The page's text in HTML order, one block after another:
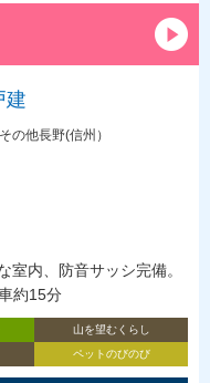
建
の他長野(信州）
室内、防音サッシ完備。
約15分
山を望むくらし
ペットのびのび